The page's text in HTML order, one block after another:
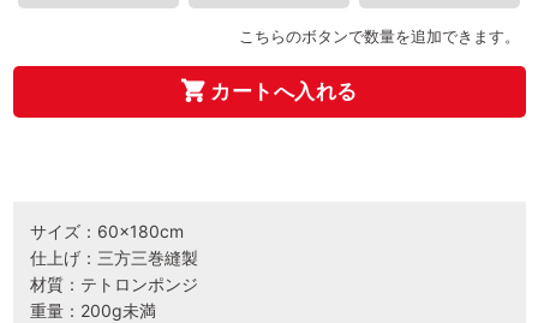
こちらのボタンで数量を追加できます。
カートへ入れる
サイズ：60×180cm
仕上げ：三方三巻縫製
材質：テトロンポンジ
重量：200g未満